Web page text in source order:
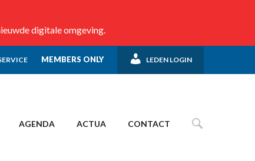
digitale omgeving.
MEMBERS ONLY LEDEN LOGIN
AGENDA ACTUA CONTACT